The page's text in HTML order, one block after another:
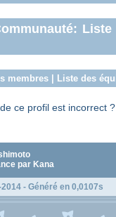
Liste
membres| Liste des
ce profil est incorrect
par Kana
- Généré en 0,0107s